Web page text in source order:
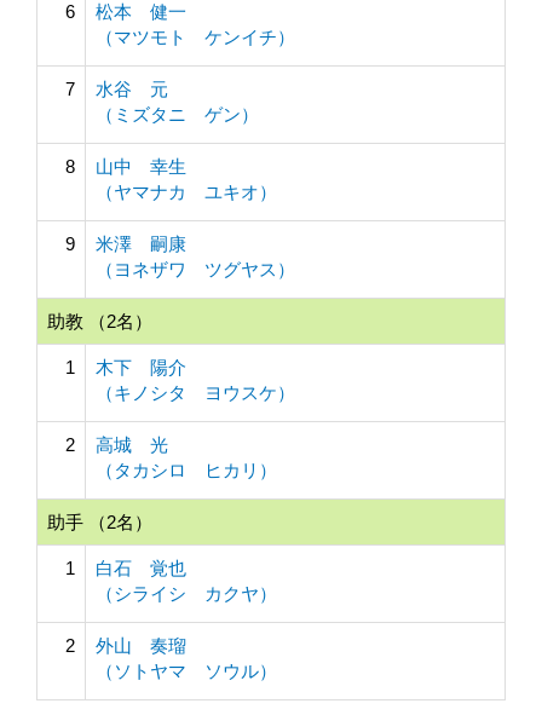
6
松本 健一
（マツモト ケンイチ）
7
水谷 元
（ミズタニ ゲン）
8
山中 幸生
（ヤマナカ ユキオ）
9
米澤 嗣康
（ヨネザワ ツグヤス）
助教 （2名）
1
木下 陽介
（キノシタ ヨウスケ）
2
高城 光
（タカシロ ヒカリ）
助手 （2名）
1
白石 覚也
（シライシ カクヤ）
2
外山 奏瑠
（ソトヤマ ソウル）